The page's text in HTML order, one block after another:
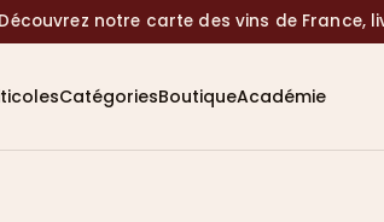
Découvrez notre carte des vins de France,
CatégoriesBoutiqueAcadémie